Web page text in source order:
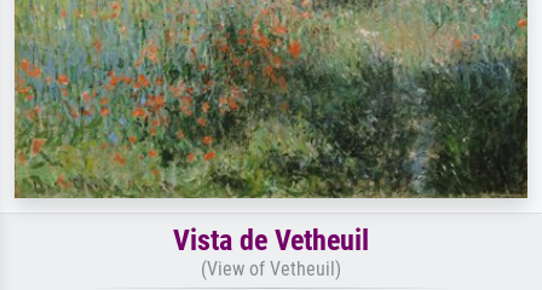
Vista de Vetheuil
(View of Vetheuil)